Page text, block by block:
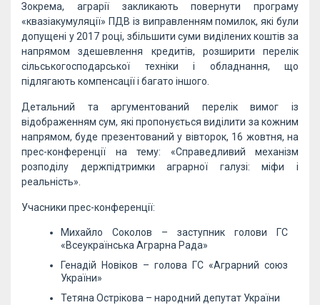
Зокрема, аграрії закликають повернути програму
«квазіакумуляції» ПДВ із виправленням помилок, які були
допущені у 2017 році, збільшити суми виділених коштів за
напрямом здешевлення кредитів, розширити перелік
сільськогосподарської техніки і обладнання, що
підлягають компенсації і багато іншого.
Детальний та аргументований перелік вимог із
відображенням сум, які пропонується виділити за кожним
напрямом, буде презентований у вівторок, 16 жовтня, на
прес-конференції на тему: «Справедливий механізм
розподілу держпідтримки аграрної галузі: міфи і
реальність».
Учасники прес-конференції:
Михайло Соколов – заступник голови ГС
«Всеукраїнська Аграрна Рада»
Генадій Новіков – голова ГС «Аграрний союз
України»
Тетяна Острікова – народний депутат України